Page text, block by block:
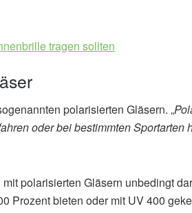
tragen sollten
polarisierten Gläsern. „
oder bei bestimmten Sportarten
polarisierten Gläsern unbedingt
Prozent bieten oder mit UV 400